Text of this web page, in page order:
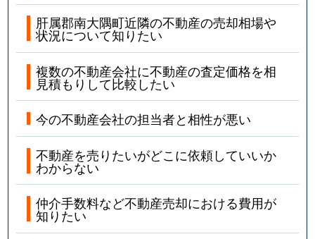
肝属郡南大隅町近隣の不動産の売却相場や
状況について知りたい
複数の不動産会社に不動産の査定価格を相
見積もりして比較したい
今の不動産会社の担当者と相性が悪い
不動産を売りたいがどこに依頼していいか
わからない
仲介手数料など不動産売却における費用が
知りたい